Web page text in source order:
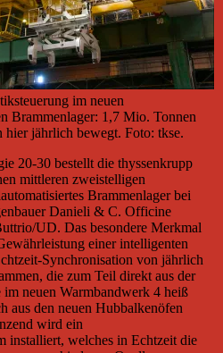
im neuen
Brammenlager: 1,7 Mio. Tonnen
hier jährlich bewegt. Foto: tkse.
20-30 bestellt die thyssenkrupp
mittleren zweistelligen
Brammenlager bei
Danieli & C. Officine
UD. Das besondere Merkmal
einer intelligenten
Synchronisation von jährlich
die zum Teil direkt aus der
im neuen Warmbandwerk 4 heiß
aus den neuen Hubbalkenöfen
wird ein
installiert, welches in Echtzeit die